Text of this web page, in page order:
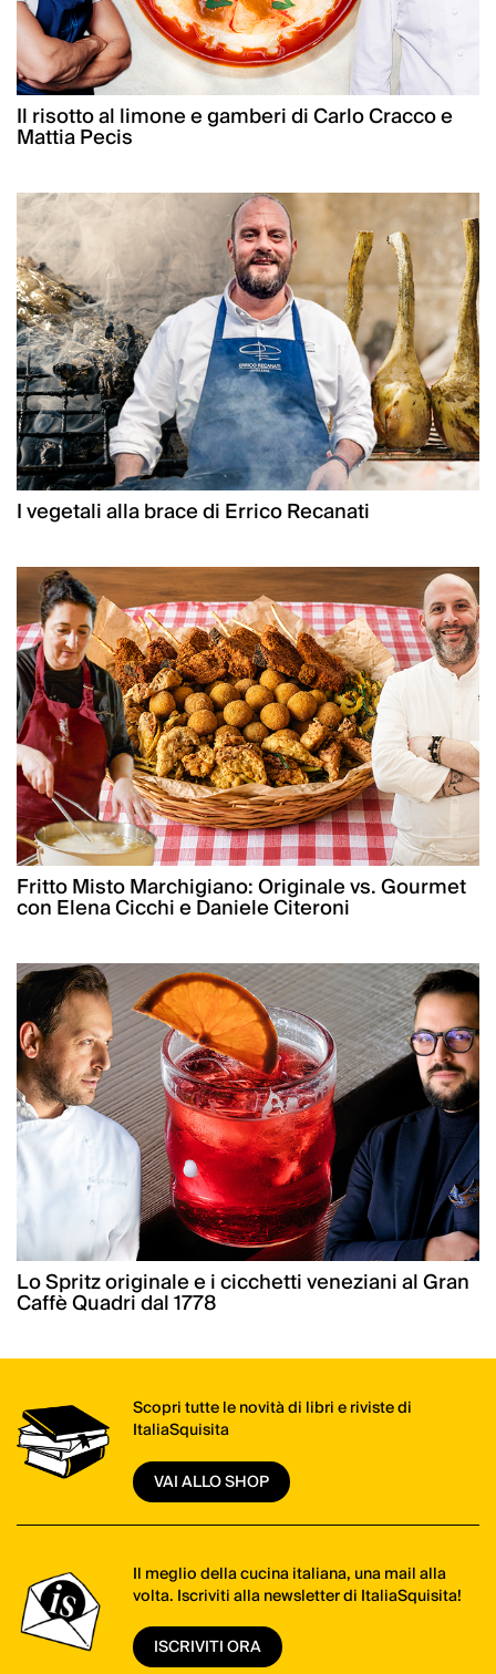
Il risotto al limone e gamberi di Carlo Cracco e
Mattia Pecis
I vegetali alla brace di Errico Recanati
Fritto Misto Marchigiano: Originale vs. Gourmet
con Elena Cicchi e Daniele Citeroni
Lo Spritz originale e i cicchetti veneziani al Gran
Caffè Quadri dal 1778
Scopri tutte le novità di libri e riviste di
ItaliaSquisita
VAI ALLO SHOP
Il meglio della cucina italiana, una mail alla
volta. Iscriviti alla newsletter di ItaliaSquisita!
ISCRIVITI ORA